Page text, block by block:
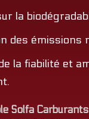
la
des émissions
la fiabilité et
Solfa